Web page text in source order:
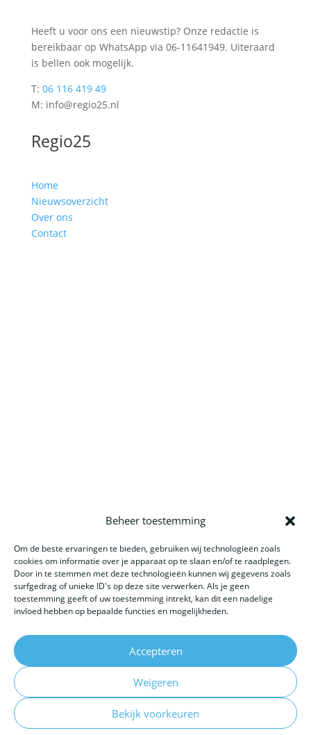
Beheer toestemming
Om de beste ervaringen te bieden, gebruiken wij technologieën zoals
cookies om informatie over je apparaat op te slaan en/of te raadplegen.
Door in te stemmen met deze technologieën kunnen wij gegevens zoals
surfgedrag of unieke ID's op deze site verwerken. Als je geen
toestemming geeft of uw toestemming intrekt, kan dit een nadelige
invloed hebben op bepaalde functies en mogelijkheden.
Accepteren
Weigeren
Bekijk voorkeuren
Heeft u voor ons een nieuwstip? Onze redactie is
bereikbaar op WhatsApp via 06-11641949. Uiteraard
is bellen ook mogelijk.
T: 06 116 419 49
M: info@regio25.nl
Regio25
Home
Nieuwsoverzicht
Over ons
Contact
Website gemaakt door: LOEQ